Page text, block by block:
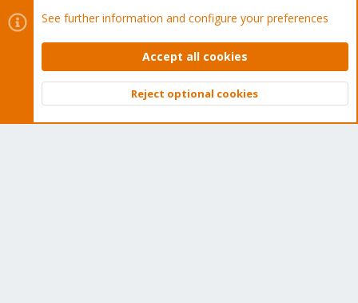
The Proxmox community has been around for many years
and offers help and support for Proxmox VE, Proxmox
Top
See further information and configure your preferences
Accept all cookies
Reject optional cookies